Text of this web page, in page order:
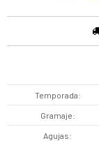
Temporada
Gramaje
Agujas